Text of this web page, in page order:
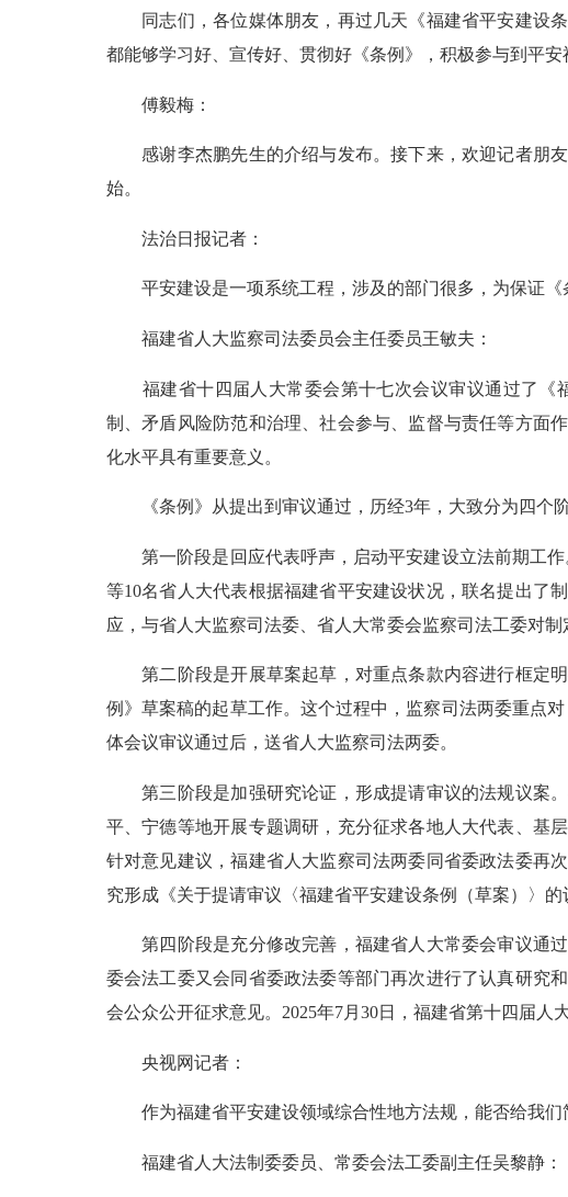
同志们，各位媒体朋友，再过几天《福建省平安建设条
都能够学习好、宣传好、贯彻好《条例》，积极参与到平
傅毅梅：
感谢李杰鹏先生的介绍与发布。接下来，欢迎记者朋友
始。
法治日报记者：
平安建设是一项系统工程，涉及的部门很多，为保证《
福建省人大监察司法委员会主任委员王敏夫：
福建省十四届人大常委会第十七次会议审议通过了《
制、矛盾风险防范和治理、社会参与、监督与责任等方面
化水平具有重要意义。
《条例》从提出到审议通过，历经3年，大致分为四个阶
第一阶段是回应代表呼声，启动平安建设立法前期工作
等10名省人大代表根据福建省平安建设状况，联名提出了
应，与省人大监察司法委、省人大常委会监察司法工委对
第二阶段是开展草案起草，对重点条款内容进行框定明
例》草案稿的起草工作。这个过程中，监察司法两委重点
体会议审议通过后，送省人大监察司法两委。
第三阶段是加强研究论证，形成提请审议的法规议案。
平、宁德等地开展专题调研，充分征求各地人大代表、基
针对意见建议，福建省人大监察司法两委同省委政法委再
究形成《关于提请审议〈福建省平安建设条例（草案）〉
第四阶段是充分修改完善，福建省人大常委会审议通过
委会法工委又会同省委政法委等部门再次进行了认真研究
会公众公开征求意见。2025年7月30日，福建省第十四届人
央视网记者：
作为福建省平安建设领域综合性地方法规，能否给我们
福建省人大法制委委员、常委会法工委副主任吴黎静：